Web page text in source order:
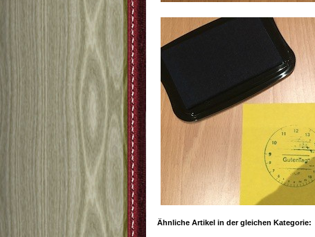
Ähnliche Artikel in der gleichen Kategorie: